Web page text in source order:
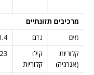
מרכיבים תזונתיים
מים
גרם
קלוריות
(אנרגיה)
קילו
קלוריות
23